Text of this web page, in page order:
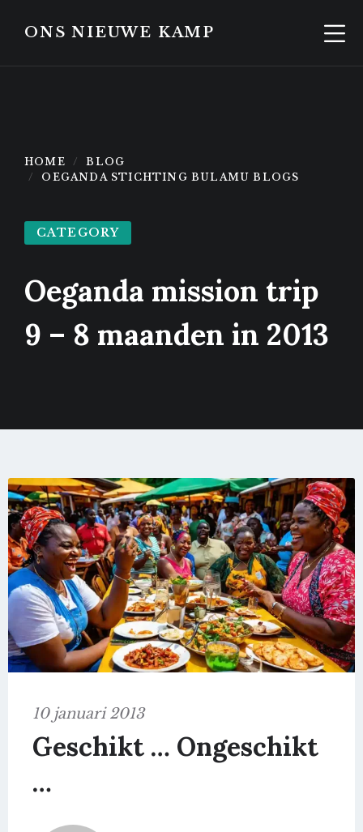
content
footerONS NIEUWE KAMP
HOME
BLOG
OEGANDA STICHTING BULAMU BLOGS
CATEGORY
Oeganda mission trip
9 – 8 maanden in 2013
10 januari 2013
Geschikt … Ongeschikt
…